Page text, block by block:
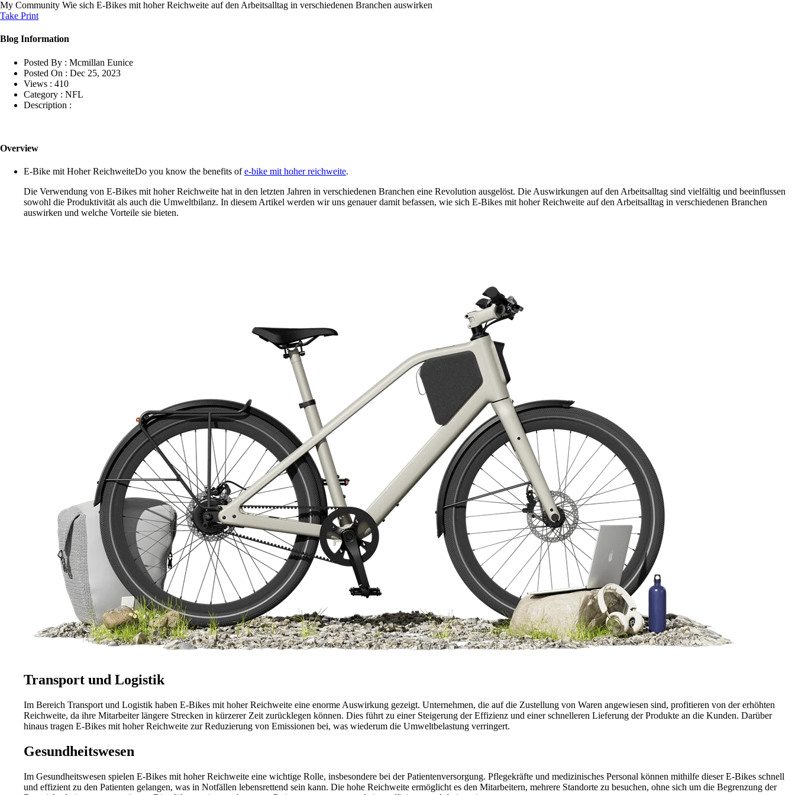
My Community Wie sich E-Bikes mit hoher Reichweite auf den Arbeitsalltag in verschiedenen Branchen auswirken
Take Print
Blog Information
Posted By : Mcmillan Eunice
Posted On : Dec 25, 2023
Views : 410
Category : NFL
Description :
Overview
E-Bike mit Hoher ReichweiteDo you know the benefits ofe-bike mit hoher reichweite.
Die Verwendung von E-Bikes mit hoher Reichweite hat in den letzten Jahren in verschiedenen Branchen eine Revolution ausgelöst. Die Auswirkungen auf den Arbeitsalltag sind vielfältig und beeinflussen
sowohl die Produktivität als auch die Umweltbilanz. In diesem Artikel werden wir uns genauer damit befassen, wie sich E-Bikes mit hoher Reichweite auf den Arbeitsalltag in verschiedenen Branchen
auswirken und welche Vorteile sie bieten.
Transport und Logistik
Im Bereich Transport und Logistik haben E-Bikes mit hoher Reichweite eine enorme Auswirkung gezeigt. Unternehmen, die auf die Zustellung von Waren angewiesen sind, profitieren von der erhöhten
Reichweite, da ihre Mitarbeiter längere Strecken in kürzerer Zeit zurücklegen können. Dies führt zu einer Steigerung der Effizienz und einer schnelleren Lieferung der Produkte an die Kunden. Darüber
hinaus tragen E-Bikes mit hoher Reichweite zur Reduzierung von Emissionen bei, was wiederum die Umweltbelastung verringert.
Gesundheitswesen
Im Gesundheitswesen spielen E-Bikes mit hoher Reichweite eine wichtige Rolle, insbesondere bei der Patientenversorgung. Pflegekräfte und medizinisches Personal können mithilfe dieser E-Bikes schnell
und effizient zu den Patienten gelangen, was in Notfällen lebensrettend sein kann. Die hohe Reichweite ermöglicht es den Mitarbeitern, mehrere Standorte zu besuchen, ohne sich um die Begrenzung der